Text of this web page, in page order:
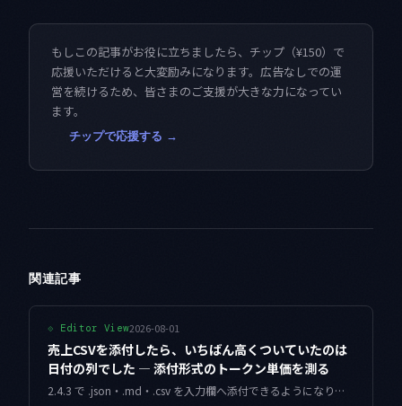
もしこの記事がお役に立ちましたら、チップ（¥150）で
応援いただけると大変励みになります。広告なしでの運
営を続けるため、皆さまのご支援が大きな力になってい
ます。
チップで応援する →
関連記事
⟐ Editor View2026-08-01
売上CSVを添付したら、いちばん高くついていたのは
日付の列でした — 添付形式のトークン単価を測る
2.4.3 で .json・.md・.csv を入力欄へ添付できるようになりました。同じ表を8つの形で書き出してトークンで並べ、列ごとに値段をつけ、要約へ落とすまでを実測しています。数字はすべて手元で走らせて取得したものです。